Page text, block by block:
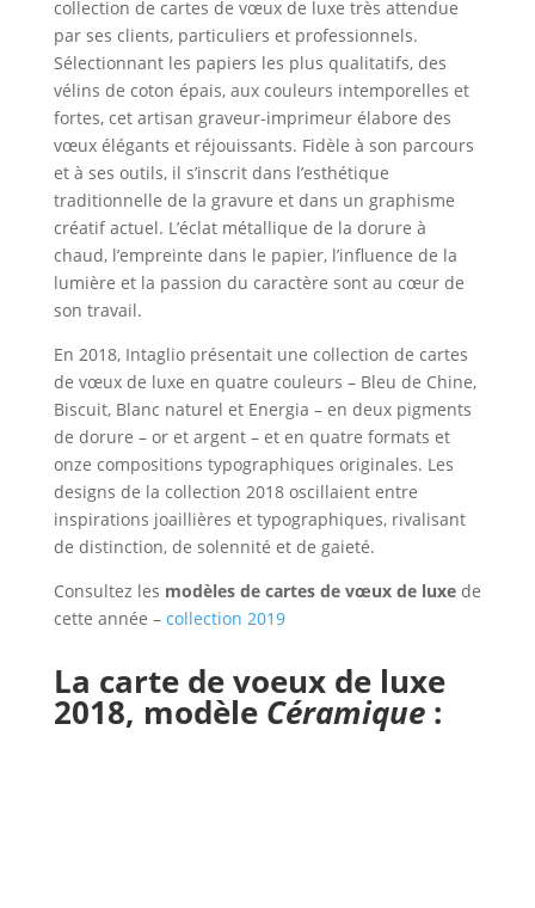
collection de cartes de vœux de luxe très attendue
par ses clients, particuliers et professionnels.
Sélectionnant les papiers les plus qualitatifs, des
vélins de coton épais, aux couleurs intemporelles et
fortes, cet artisan graveur-imprimeur élabore des
vœux élégants et réjouissants. Fidèle à son parcours
et à ses outils, il s’inscrit dans l’esthétique
traditionnelle de la gravure et dans un graphisme
créatif actuel. L’éclat métallique de la dorure à
chaud, l’empreinte dans le papier, l’influence de la
lumière et la passion du caractère sont au cœur de
son travail.
En 2018, Intaglio présentait une collection de cartes
de vœux de luxe en quatre couleurs – Bleu de Chine,
Biscuit, Blanc naturel et Energia – en deux pigments
de dorure – or et argent – et en quatre formats et
onze compositions typographiques originales. Les
designs de la collection 2018 oscillaient entre
inspirations joaillières et typographiques, rivalisant
de distinction, de solennité et de gaieté.
Consultez les modèles de cartes de vœux de luxede
cette année – collection 2019
La carte de voeux de luxe
2018, modèle Céramique: